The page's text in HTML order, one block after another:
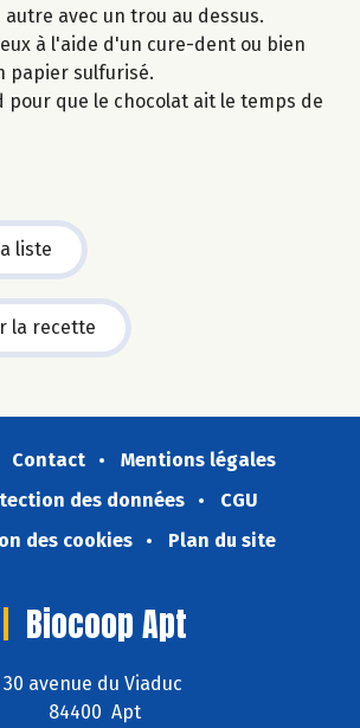
avec un trou au dessus.
à l'aide d'un cure-dent ou bien
papier sulfurisé.
pour que le chocolat ait le temps de
liste
la recette
Contact
Mentions légales
des données
CGU
des cookies
Plan du site
Biocoop Apt
30 avenue du Viaduc
84400 Apt